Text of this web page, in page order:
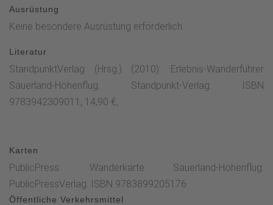
Orkestraße wenige Meter in Richtung Ortsmitte und biegst
dann links in die "Dreislarer Straße" ein. Hier triffst Du auf den
Sauerland-Höhenflug, der auf einem kleinen Fußweg entlang
der Orke und durch den Ortskern von Medelon führt. Die
Etappe beginnt in Medelon an der Orkestraße nahe der
Pfarrkirche St. Engelbert. Von hier führt der Sauerland-
natürlichen Gewässerverlauf einen natürlichen Lebensraum
für seltene Tiere und Pflanzen bildet. Hier kommt zum
Beispiel der Eisvogel oder die Wasseramsel vor. Die Orke
wird bei der Wanderung zweimal überquert. Das Orketal
Ausrüstung
Keine besondere Ausrüstung erforderlich.
Literatur
StandpunktVerlag (Hrsg.) (2010): Erlebnis-Wanderführer
Sauerland-Höhenflug. Standpunkt-Verlag. ISBN
9783942309011, 14,90 €,
Karten
PublicPress: Wanderkarte Sauerland-Höhenflug.
PublicPressVerlag. ISBN 9783899205176
Öffentliche Verkehrsmittel